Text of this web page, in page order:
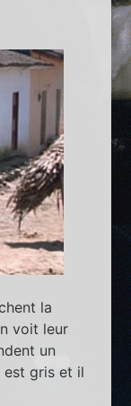
la
voit leur
un
est gris et il